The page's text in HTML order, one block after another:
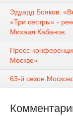
Эдуард Бояков:
«Три сестры» -
Михаил Кабанов.
Пресс-
Москве»
63-й сезон